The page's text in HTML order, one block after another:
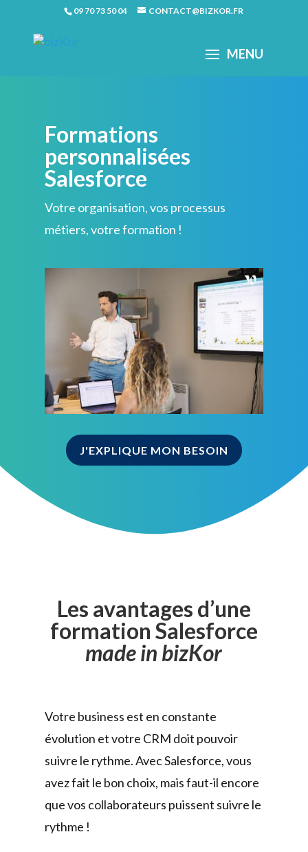
09 70 73 50 04 CONTACT@BIZKOR.FR
Formations
personnalisées
Salesforce
Votre organisation, vos processus
métiers, votre formation !
J'EXPLIQUE MON BESOIN
Les avantages d’une
formation Salesforce
made in bizKor
Votre business est en constante
évolution et votre CRM doit pouvoir
suivre le rythme.Avec Salesforce, vous
avez fait le bon choix, mais faut-il encore
que vos collaborateurs puissent suivre le
rythme !